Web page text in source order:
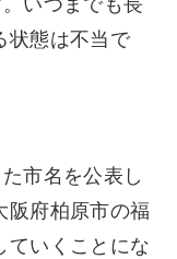
状態は不当で
市名を公表し
阪府柏原市の福
ていくことにな